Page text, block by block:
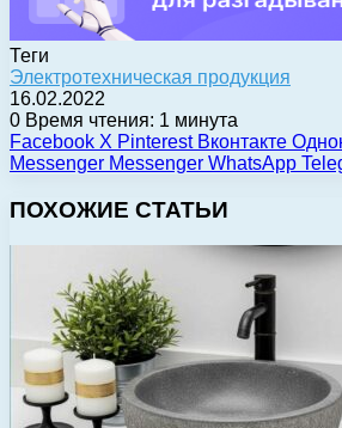
Теги
Электротехническая продукция
16.02.2022
0 Время чтения: 1 минута
Facebook X Pinterest Вконтакте
Messenger Messenger WhatsApp
ПОХОЖИЕ СТАТЬИ